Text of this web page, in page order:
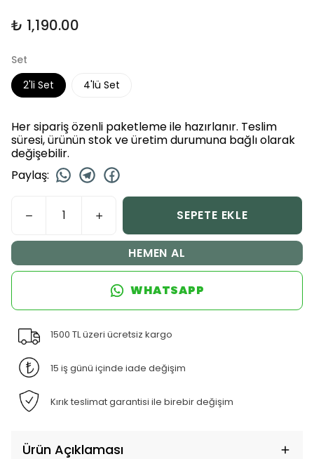
₺ 1,190.00
Set
2'li Set
4'lü Set
Her sipariş özenli paketleme ile hazırlanır. Teslim
süresi, ürünün stok ve üretim durumuna bağlı olarak
değişebilir.
Paylaş:
SEPETE EKLE
HEMEN AL
WHATSAPP
1500 TL üzeri ücretsiz kargo
15 iş günü içinde iade değişim
Kırık teslimat garantisi ile birebir değişim
Ürün Açıklaması